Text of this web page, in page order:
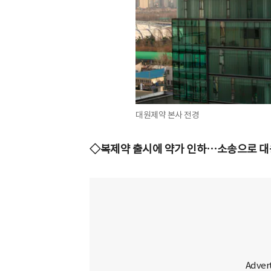
대원제약 본사 전경
◇복제약 출시에 약가 인하…소송으로 대